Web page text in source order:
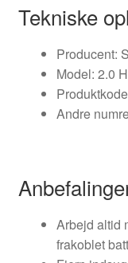
Tekniske
Producent:
Model: 2.0
Andre
Arbejd altid
frakoblet